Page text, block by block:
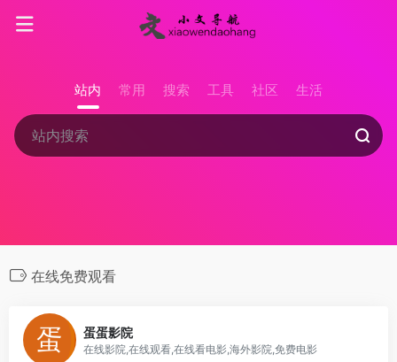
站内 常用 搜索 工具 社区 生活
在线免费观看
蛋蛋影院
在线影院,在线观看,在线看电影,海外影院,免费电影